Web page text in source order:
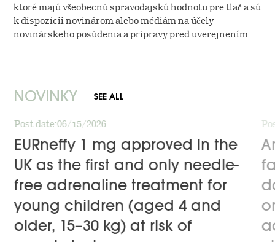
ktoré majú všeobecnú spravodajskú hodnotu pre tlač a sú
k dispozícii novinárom alebo médiám na účely
novinárskeho posúdenia a prípravy pred uverejnením.
NOVINKY SEE ALL
Post date 06/15/2026
EURneffy 1 mg approved in the
UK as the first and only needle-
free adrenaline treatment for
young children (aged 4 and
older, 15–30 kg) at risk of